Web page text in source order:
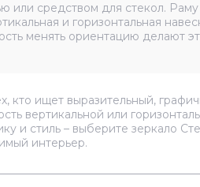
или средством для стекол.
и горизонтальная
менять ориентацию делают
кто ищет выразительный,
вертикальной или
и стиль – выберите зеркало
интерьер.